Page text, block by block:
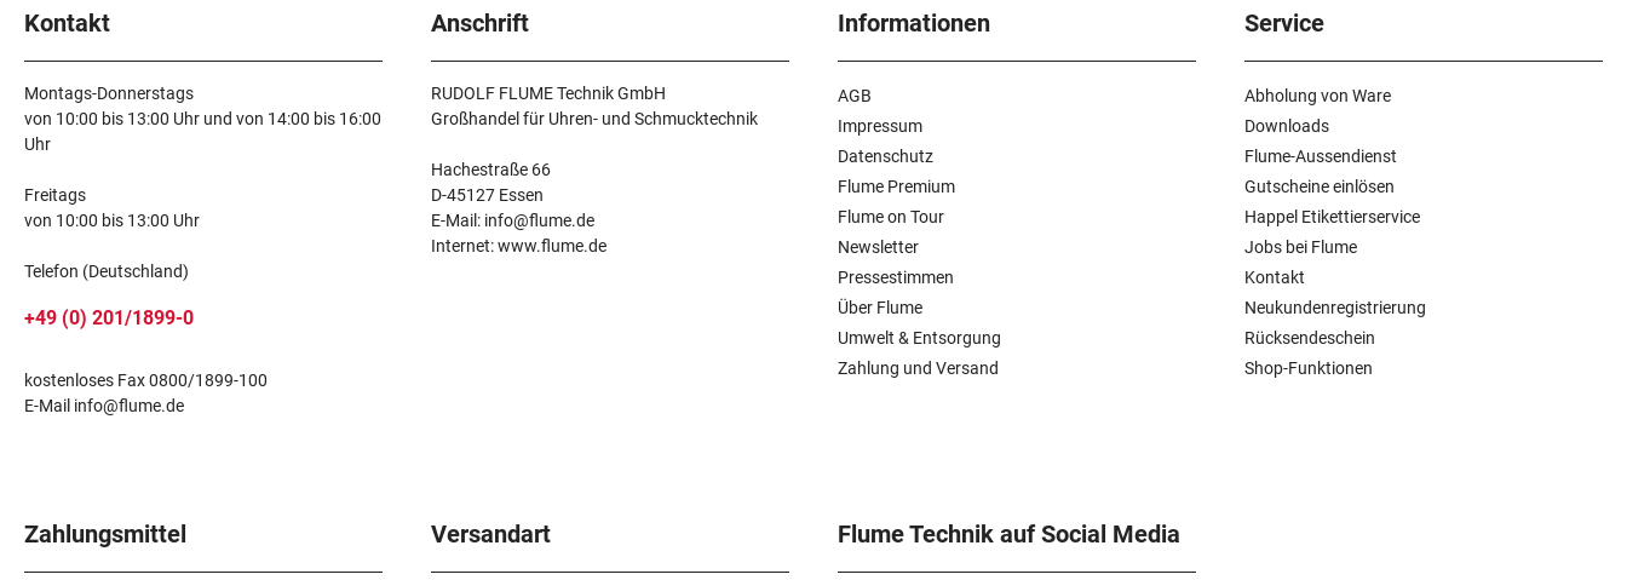
Kontakt
Montags-Donnerstags
von 10:00 bis 13:00 Uhr und von 14:00 bis 16:00
Uhr
Freitags
von 10:00 bis 13:00 Uhr
Telefon (Deutschland)
+49 (0) 201/1899-0
kostenloses Fax 0800/1899-100
E-Mail info@flume.de
Anschrift
RUDOLF FLUME Technik GmbH
Großhandel für Uhren- und Schmucktechnik
Hachestraße 66
D-45127 Essen
E-Mail: info@flume.de
Internet: www.flume.de
Informationen
AGB
Impressum
Datenschutz
Flume Premium
Flume on Tour
Newsletter
Pressestimmen
Über Flume
Umwelt & Entsorgung
Zahlung und Versand
Service
Abholung von Ware
Downloads
Flume-Aussendienst
Gutscheine einlösen
Happel Etikettierservice
Jobs bei Flume
Kontakt
Neukundenregistrierung
Rücksendeschein
Shop-Funktionen
Zahlungsmittel Versandart Flume Technik auf Social Media